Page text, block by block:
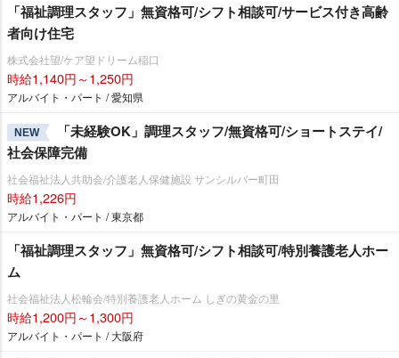
「福祉調理スタッフ」無資格可/シフト相談可/サービス付き高齢
者向け住宅
株式会社望/ケア望ドリーム稲口
時給1,140円～1,250円
アルバイト・パート / 愛知県
NEW
「未経験OK」調理スタッフ/無資格可/ショートステイ/
社会保障完備
社会福祉法人共助会/介護老人保健施設 サンシルバー町田
時給1,226円
アルバイト・パート / 東京都
「福祉調理スタッフ」無資格可/シフト相談可/特別養護老人ホー
ム
社会福祉法人松輪会/特別養護老人ホーム しぎの黄金の里
時給1,200円～1,300円
アルバイト・パート / 大阪府